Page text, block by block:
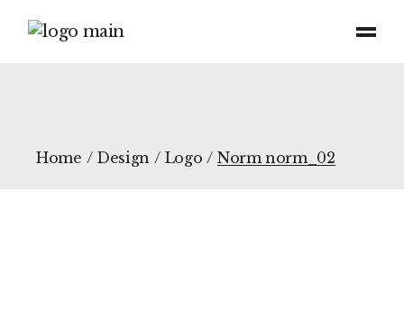
Home Design Logo Norm norm_02